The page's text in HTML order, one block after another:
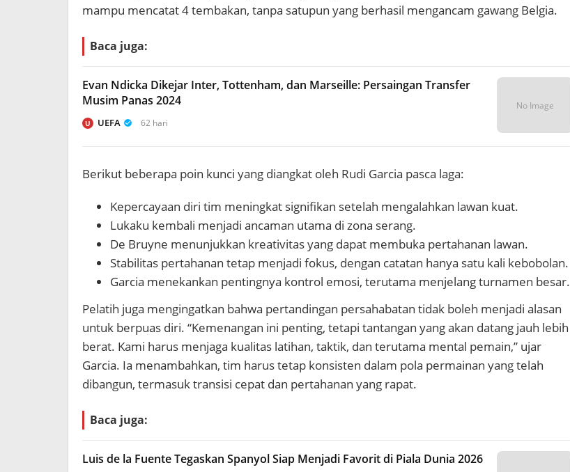
mampu mencatat 4 tembakan, tanpa satupun yang berhasil mengancam gawang Belgia.
Baca juga:
Evan Ndicka Dikejar Inter, Tottenham, dan Marseille: Persaingan Transfer
Musim Panas 2024
U UEFA 62 hari
No Image
Berikut beberapa poin kunci yang diangkat oleh Rudi Garcia pasca laga:
Kepercayaan diri tim meningkat signifikan setelah mengalahkan lawan kuat.
Lukaku kembali menjadi ancaman utama di zona serang.
De Bruyne menunjukkan kreativitas yang dapat membuka pertahanan lawan.
Stabilitas pertahanan tetap menjadi fokus, dengan catatan hanya satu kali kebobolan.
Garcia menekankan pentingnya kontrol emosi, terutama menjelang turnamen besar.
Pelatih juga mengingatkan bahwa pertandingan persahabatan tidak boleh menjadi alasan
untuk berpuas diri. “Kemenangan ini penting, tetapi tantangan yang akan datang jauh lebih
berat. Kami harus menjaga kualitas latihan, taktik, dan terutama mental pemain,” ujar
Garcia. Ia menambahkan, tim harus tetap konsisten dalam pola permainan yang telah
dibangun, termasuk transisi cepat dan pertahanan yang rapat.
Baca juga:
Luis de la Fuente Tegaskan Spanyol Siap Menjadi Favorit di Piala Dunia 2026